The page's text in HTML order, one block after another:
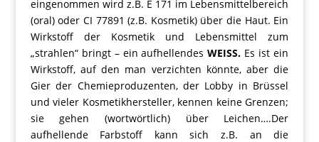
eingenommen wird z.B. E 171 im Lebensmittelbereich
(oral) oder CI 77891 (z.B. Kosmetik) über die Haut. Ein
Wirkstoff der Kosmetik und Lebensmittel zum
„strahlen“ bringt – ein aufhellendesWEISS. Es ist ein
Wirkstoff, auf den man verzichten könnte, aber die
Gier der Chemieproduzenten, der Lobby in Brüssel
und vieler Kosmetikhersteller, kennen keine Grenzen;
sie gehen (wortwörtlich) über Leichen….Der
aufhellende Farbstoff kann sich z.B. an die